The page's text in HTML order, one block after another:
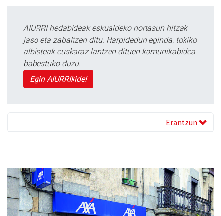
AIURRI hedabideak eskualdeko nortasun hitzak
jaso eta zabaltzen ditu. Harpidedun eginda, tokiko
albisteak euskaraz lantzen dituen komunikabidea
babestuko duzu.
Egin AIURRIkide!
Erantzun